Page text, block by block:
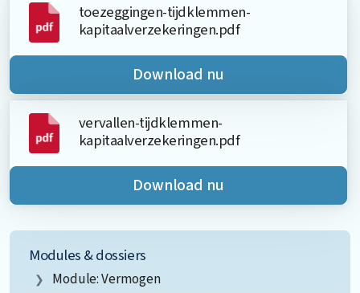
toezeggingen-tijdklemmen-
kapitaalverzekeringen.pdf
Download nu
vervallen-tijdklemmen-
kapitaalverzekeringen.pdf
Download nu
Modules & dossiers
Module: Vermogen